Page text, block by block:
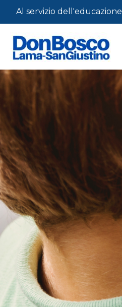
Al servizio dell'educazione